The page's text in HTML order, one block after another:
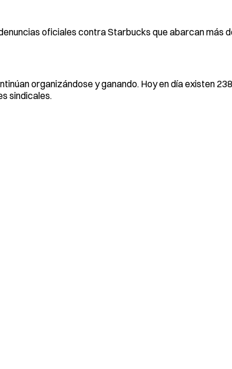
oficiales contra Starbucks que abarcan más
organizándose y ganando. Hoy en día existen
sindicales.